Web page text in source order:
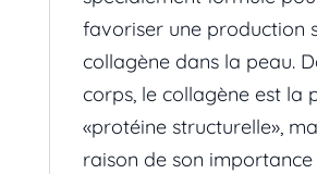
favoriser une production
collagène dans la peau.
corps, le collagène est la
«protéine structurelle»,
raison de son